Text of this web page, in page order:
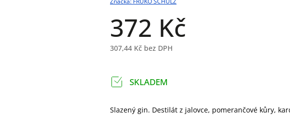
372 Kč
307,44 Kč bez DPH
Slazený gin. Destilát z jalovce, pomerančové kůry,
SKLADEM